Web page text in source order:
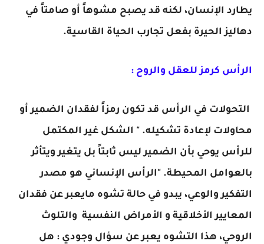
يطارد الإنسان، لكنه قد يصبح مشوهاً أو صامتاً في
دهاليز الحيرة بفعل تجارب الحياة القاسية.
الرأس كرمز للعقل والروح :
التحولات في الرأس قد تكون رمزاً لفقدان الضمير أو
محاولات لإعادة تشكيله. " الشكل غير المكتمل
للرأس يوحي بأن الضمير ليس ثابتاً بل يتغير ويتأثر
بالعوامل المحيطة. "الرأس الإنساني هو مصدر
التفكير والوعي، يبدو في حالة تشوه مايعبر عن فقدان
المعايير الأخلاقية و الأمراض النفسية والتلوث
الروحي، هذا التشوه يعبر عن سؤال وجودي : هل